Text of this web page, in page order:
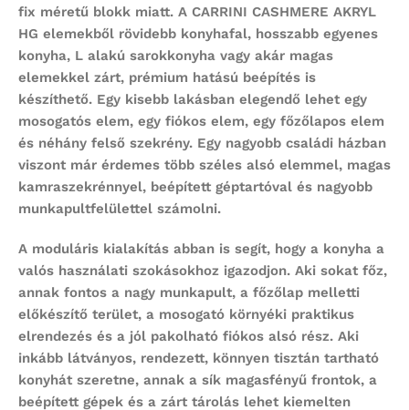
fix méretű blokk miatt. A CARRINI CASHMERE AKRYL
HG elemekből rövidebb konyhafal, hosszabb egyenes
konyha, L alakú sarokkonyha vagy akár magas
elemekkel zárt, prémium hatású beépítés is
készíthető. Egy kisebb lakásban elegendő lehet egy
mosogatós elem, egy fiókos elem, egy főzőlapos elem
és néhány felső szekrény. Egy nagyobb családi házban
viszont már érdemes több széles alsó elemmel, magas
kamraszekrénnyel, beépített géptartóval és nagyobb
munkapultfelülettel számolni.
A moduláris kialakítás abban is segít, hogy a konyha a
valós használati szokásokhoz igazodjon. Aki sokat főz,
annak fontos a nagy munkapult, a főzőlap melletti
előkészítő terület, a mosogató környéki praktikus
elrendezés és a jól pakolható fiókos alsó rész. Aki
inkább látványos, rendezett, könnyen tisztán tartható
konyhát szeretne, annak a sík magasfényű frontok, a
beépített gépek és a zárt tárolás lehet kiemelten